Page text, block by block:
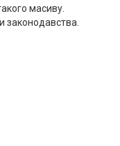
масиву.
законодавства.